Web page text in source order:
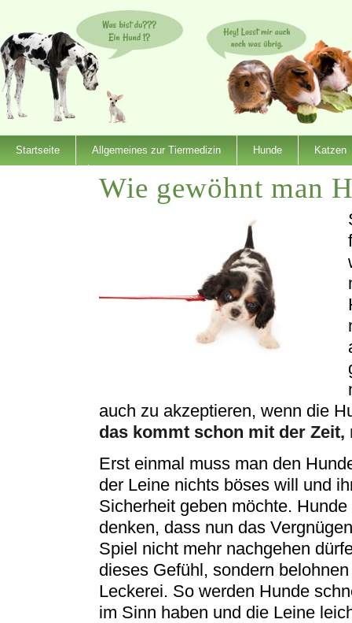
Startseite Allgemeines zur Tiermedizin Hunde Katzen
Wie gewöhnt man
auch zu akzeptieren, wenn die
das kommt schon mit der
Erst einmal muss man den
der Leine nichts böses will und
Sicherheit geben möchte.
denken, dass nun das
Spiel nicht mehr nachgehen
dieses Gefühl, sondern
Leckerei. So werden Hunde
im Sinn haben und die Leine